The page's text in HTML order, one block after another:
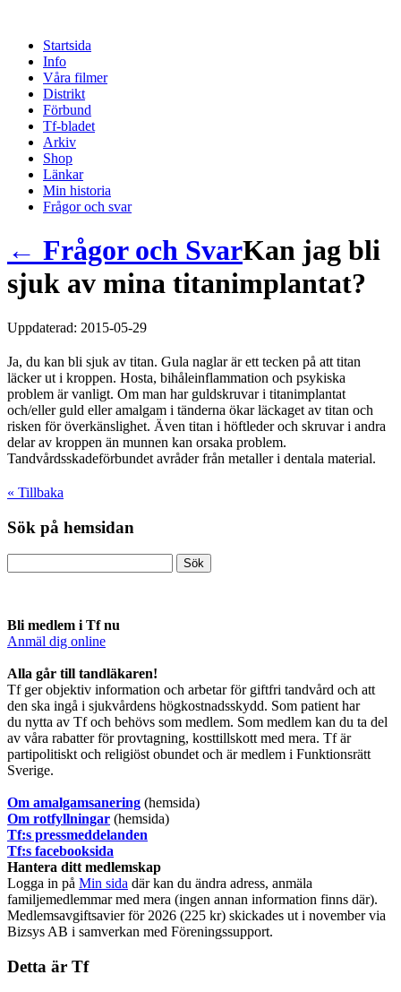
Startsida
Info
Våra filmer
Distrikt
Förbund
Tf-bladet
Arkiv
Shop
Länkar
Min historia
Frågor och svar
← Frågor och SvarKan jag bli
sjuk av mina titanimplantat?
Uppdaterad: 2015-05-29
Ja, du kan bli sjuk av titan. Gula naglar är ett tecken på att titan
läcker ut i kroppen. Hosta, bihåleinflammation och psykiska
problem är vanligt. Om man har guldskruvar i titanimplantat
och/eller guld eller amalgam i tänderna ökar läckaget av titan och
risken för överkänslighet. Även titan i höftleder och skruvar i andra
delar av kroppen än munnen kan orsaka problem.
Tandvårdsskadeförbundet avråder från metaller i dentala material.
« Tillbaka
Sök på hemsidan
Bli medlem i Tf nu
Anmäl dig online
​Alla går till tandläkaren!
Tf ger objektiv information och arbetar för giftfri tandvård och att
den ska ingå i sjukvårdens högkostnadsskydd. Som patient har
du nytta av Tf och behövs som medlem. Som medlem kan du ta del
av våra rabatter för provtagning, kosttillskott med mera. Tf är
partipolitiskt och religiöst obundet och är medlem i Funktionsrätt
Sverige.
Om amalgamsanering (hemsida)
Om rotfyllningar (hemsida)
​Tf:s pressmeddelanden
Tf:s facebooksida
Hantera ditt medlemskap
Logga in på Min sida där kan du ändra adress, anmäla
familjemedlemmar med mera (ingen annan information finns där).
Medlemsavgiftsavier för 2026 (225 kr) skickades ut i november via
Bizsys AB i samverkan med Föreningssupport.
Detta är Tf